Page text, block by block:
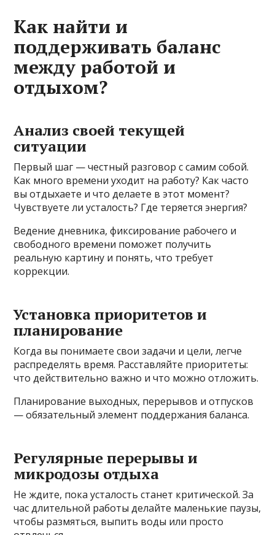
Как найти и
поддерживать баланс
между работой и
отдыхом?
Анализ своей текущей
ситуации
Первый шаг — честный разговор с самим собой.
Как много времени уходит на работу? Как часто
вы отдыхаете и что делаете в этот момент?
Чувствуете ли усталость? Где теряется энергия?
Ведение дневника, фиксирование рабочего и
свободного времени поможет получить
реальную картину и понять, что требует
коррекции.
Установка приоритетов и
планирование
Когда вы понимаете свои задачи и цели, легче
распределять время. Расставляйте приоритеты:
что действительно важно и что можно отложить.
Планирование выходных, перерывов и отпусков
— обязательный элемент поддержания баланса.
Регулярные перерывы и
микродозы отдыха
Не ждите, пока усталость станет критической. За
час длительной работы делайте маленькие паузы,
чтобы размяться, выпить воды или просто